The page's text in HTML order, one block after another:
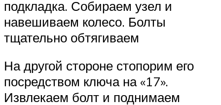
подкладка. Собираем узел и
навешиваем колесо. Болты
тщательно обтягиваем
На другой стороне стопорим его
посредством ключа на «17».
Извлекаем болт и поднимаем